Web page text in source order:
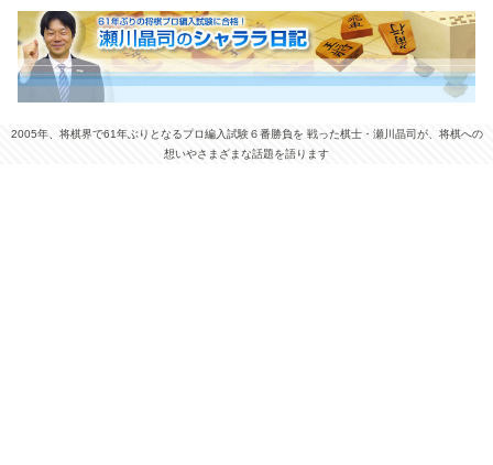
2005年、将棋界で61年ぶりとなるプロ編入試験６番勝負を 戦った棋士・瀬川晶司が、将棋への
想いやさまざまな話題を語ります